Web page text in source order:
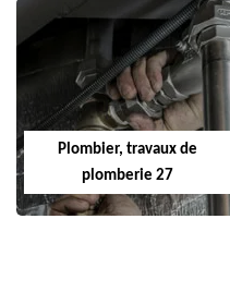
Plombier, travaux de
plomberie 27